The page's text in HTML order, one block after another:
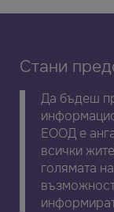
Стани
Да бъдеш
ЕООД е
всички
голямата